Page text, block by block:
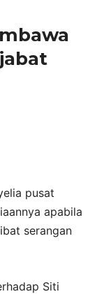
pusat
apabila
serangan
Siti